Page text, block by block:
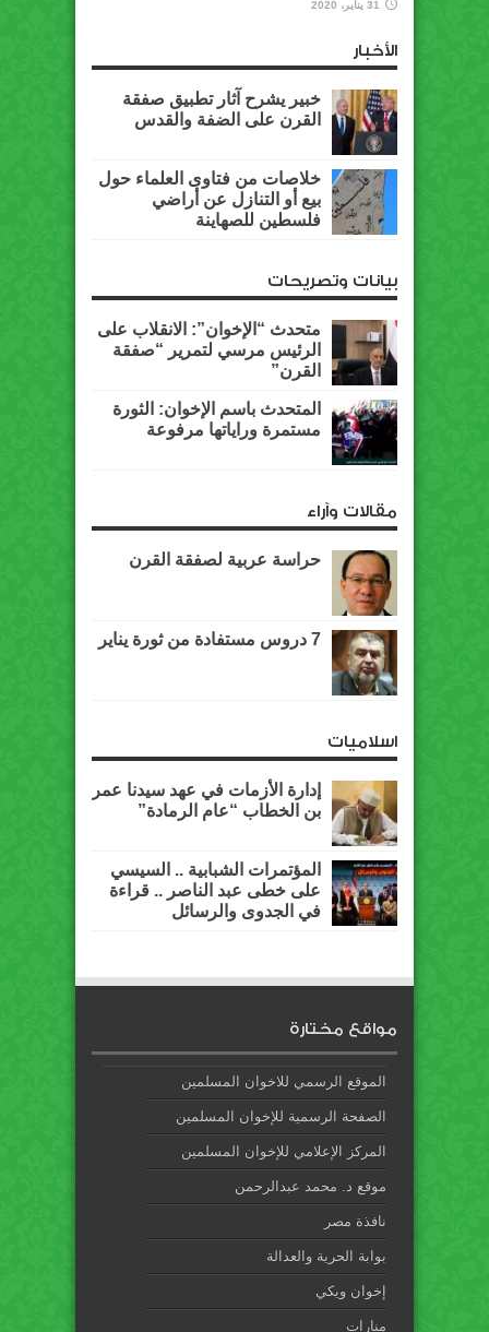
31 يناير، 2020
الأخبار
خبير يشرح آثار تطبيق صفقة
القرن على الضفة والقدس
خلاصات من فتاوى العلماء حول
بيع أو التنازل عن أراضي
فلسطين للصهاينة
بيانات وتصريحات
متحدث “الإخوان”: الانقلاب على
الرئيس مرسي لتمرير “صفقة
القرن”
المتحدث باسم الإخوان: الثورة
مستمرة وراياتها مرفوعة
مقالات وآراء
حراسة عربية لصفقة القرن
7 دروس مستفادة من ثورة يناير
اسلاميات
إدارة الأزمات في عهد سيدنا عمر
بن الخطاب “عام الرمادة”
المؤتمرات الشبابية .. السيسي
على خطى عبد الناصر .. قراءة
في الجدوى والرسائل
مواقع مختارة
الموقع الرسمي للاخوان المسلمين
الصفحة الرسمية للإخوان المسلمين
المركز الإعلامي للإخوان المسلمين
موقع د. محمد عبدالرحمن
نافذة مصر
بوابة الحرية والعدالة
إخوان ويكي
منارات